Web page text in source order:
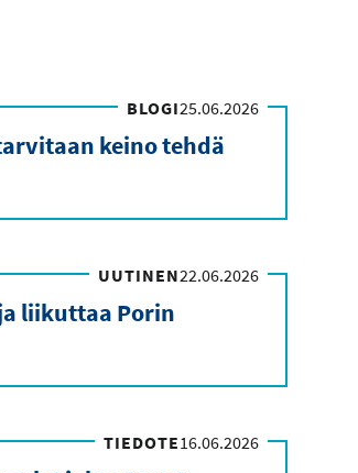
BLOGI25.06.2026
keino tehdä
UUTINEN22.06.2026
liikuttaa Porin
TIEDOTE16.06.2026